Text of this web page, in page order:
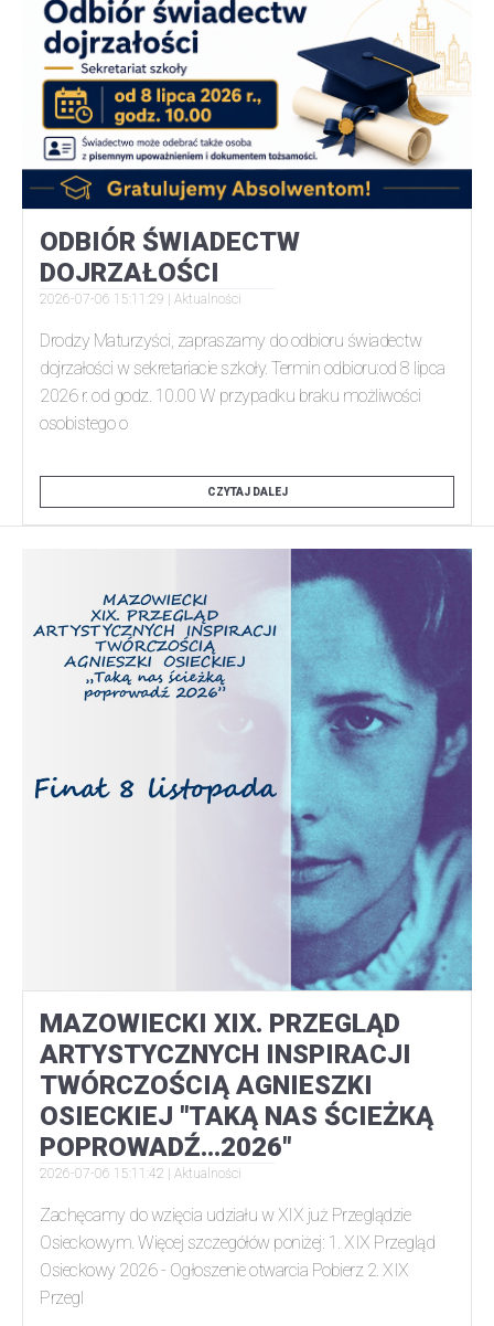
ODBIÓR ŚWIADECTW
DOJRZAŁOŚCI
2026-07-06 15:11:29 | Aktualności
Drodzy Maturzyści, zapraszamy do odbioru świadectw
dojrzałości w sekretariacie szkoły. Termin odbioru:od 8 lipca
2026 r. od godz. 10.00 W przypadku braku możliwości
osobistego o
CZYTAJ DALEJ
MAZOWIECKI XIX. PRZEGLĄD
ARTYSTYCZNYCH INSPIRACJI
TWÓRCZOŚCIĄ AGNIESZKI
OSIECKIEJ "TAKĄ NAS ŚCIEŻKĄ
POPROWADŹ...2026"
2026-07-06 15:11:42 | Aktualności
Zachęcamy do wzięcia udziału w XIX już Przeglądzie
Osieckowym. Więcej szczegółów poniżej: 1. XIX Przegląd
Osieckowy 2026 - Ogłoszenie otwarcia Pobierz 2. XIX
Przegl